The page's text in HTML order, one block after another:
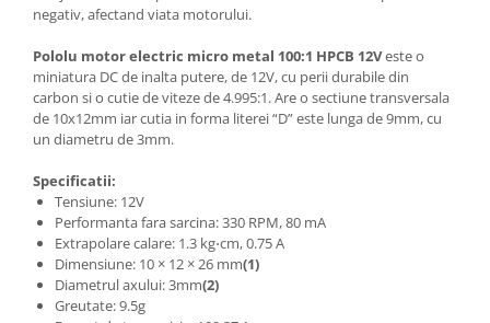
negativ, afectand viata motorului.
Pololu motor electric micro metal 100:1 HPCB 12Veste o
miniatura DC de inalta putere, de 12V, cu perii durabile din
carbon si o cutie de viteze de 4.995:1. Are o sectiune transversala
de 10x12mm iar cutia in forma literei “D” este lunga de 9mm, cu
un diametru de 3mm.
Specificatii:
Tensiune: 12V
Performanta fara sarcina: 330 RPM, 80 mA
Extrapolare calare: 1.3 kg⋅cm, 0.75 A
Dimensiune: 10 × 12 × 26 mm(1)
Diametrul axului: 3mm(2)
Greutate: 9.5g